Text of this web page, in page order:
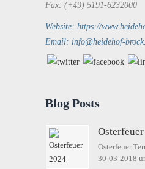
Fax: (+49) 5191-6232000
Website: https://
Email: info@heidehof-
Blog Posts
Osterfeuer
30-03-2018